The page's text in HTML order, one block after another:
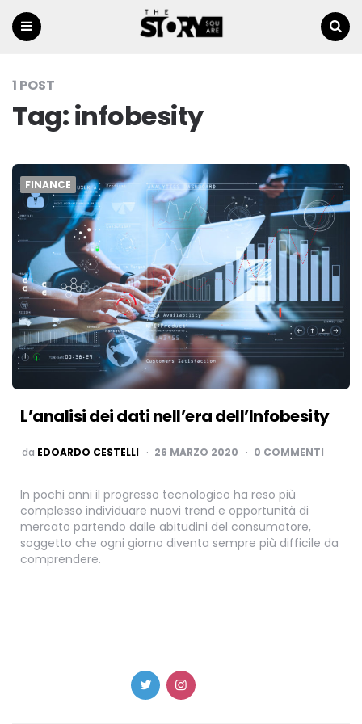
1 POST
Tag:infobesity
FINANCE
L’analisi dei dati nell’era dell’Infobesity
PUBBLICATO
da EDOARDO CESTELLI 26 MARZO 2020 0 COMMENTI
In pochi anni il progresso tecnologico ha reso più
complesso individuare nuovi trend e opportunità di
mercato partendo dalle abitudini del consumatore,
soggetto che ogni giorno diventa sempre più difficile da
comprendere.